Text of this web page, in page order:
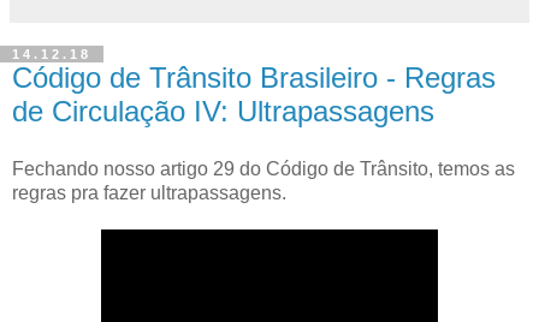
14.12.18
Código de Trânsito Brasileiro - Regras
de Circulação IV: Ultrapassagens
Fechando nosso artigo 29 do Código de Trânsito, temos as
regras pra fazer ultrapassagens.